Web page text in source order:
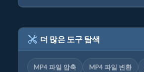
더 많은 도구 탐색
MP4 파일 압축 MP4 파일 변환